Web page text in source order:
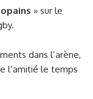
» sur le
dans l’arène,
l’amitié le temps